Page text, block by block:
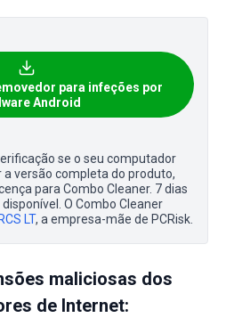
para infeções por
Android
se o seu computador
versão completa do produto,
para Combo Cleaner. 7 dias
O Combo Cleaner
RCS LT, a empresa-mãe de PCRisk.
maliciosas dos
de Internet: